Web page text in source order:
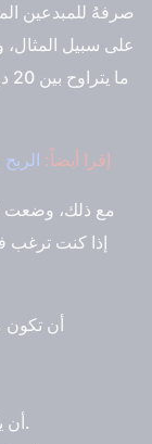
صرفهُ للمبدعين
على سبيل المثال،
إقرا أيضاً:
مع ذلك، وضعت
أن تكون
أن يكون لديك عدد متابعين لا يقل عن 10000.